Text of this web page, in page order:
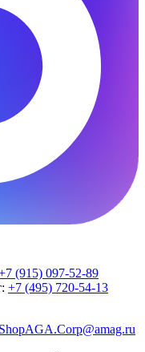
(915) 097-52-89
+7 (495) 720-54-13
ShopAGA.Corp@amag.ru